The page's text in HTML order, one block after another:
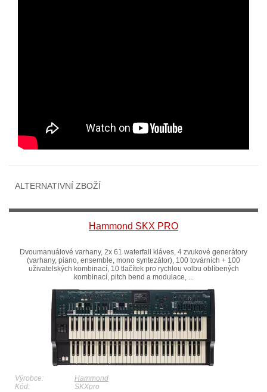
ALTERNATIVNÍ ZBOŽÍ
Hammond SKX PRO
Dvoumanuálové varhany, 2x 61 waterfall kláves, 4 zvukové generátory
(varhany, piano, ensemble, mono syntezátor), 100 továrních + 100
uživatelských kombinací, 10 tlačítek pro rychlou volbu oblíbených
kombinací, pitch bend a modulace, ...
Výrobce:
Hammond
Kód:
SKXpro